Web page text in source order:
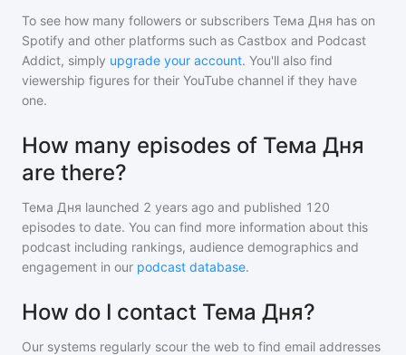
To see how many followers or subscribers Тема Дня has on
Spotify and other platforms such as Castbox and Podcast
Addict, simply upgrade your account. You'll also find
viewership figures for their YouTube channel if they have
one.
How many episodes of Тема Дня
are there?
Тема Дня launched 2 years ago and published 120
episodes to date. You can find more information about this
podcast including rankings, audience demographics and
engagement in our podcast database.
How do I contact Тема Дня?
Our systems regularly scour the web to find email addresses